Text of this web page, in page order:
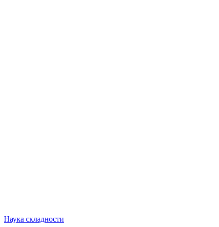
Наука складности